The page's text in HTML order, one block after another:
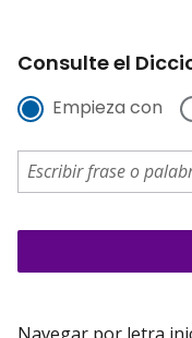
Consulte el
Empieza con